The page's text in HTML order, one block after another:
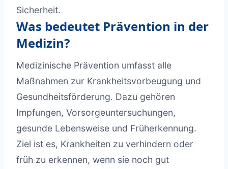
Sicherheit.
Was bedeutet Prävention in der
Medizin?
Medizinische Prävention umfasst alle
Maßnahmen zur Krankheitsvorbeugung und
Gesundheitsförderung. Dazu gehören
Impfungen, Vorsorgeuntersuchungen,
gesunde Lebensweise und Früherkennung.
Ziel ist es, Krankheiten zu verhindern oder
früh zu erkennen, wenn sie noch gut